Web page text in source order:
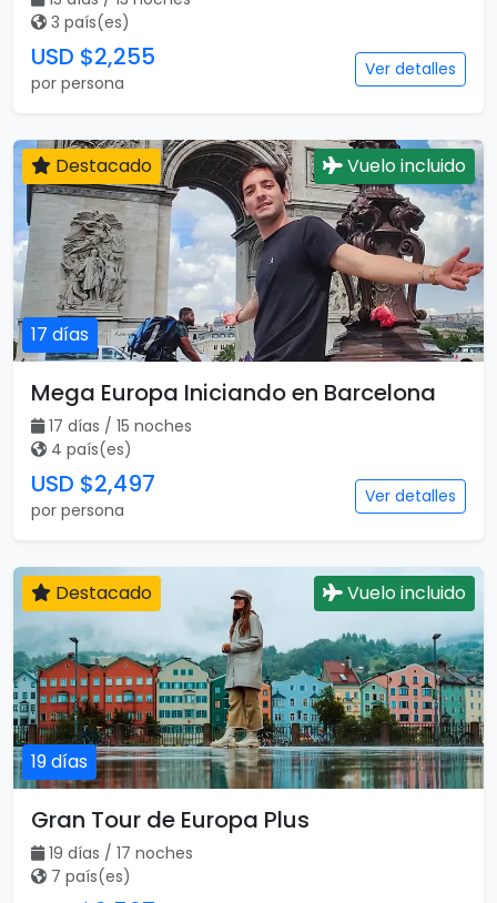
3 país(es)
USD $2,255
por persona
Ver detalles
17 días
Destacado Vuelo incluido
Mega Europa Iniciando en Barcelona
17 días / 15 noches
4 país(es)
USD $2,497
por persona
Ver detalles
19 días
Destacado Vuelo incluido
Gran Tour de Europa Plus
19 días / 17 noches
7 país(es)